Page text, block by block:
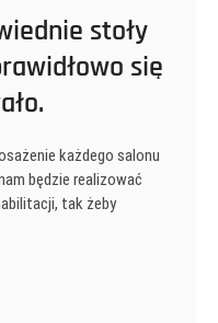
stoły
się
każdego salonu
będzie realizować
tak żeby